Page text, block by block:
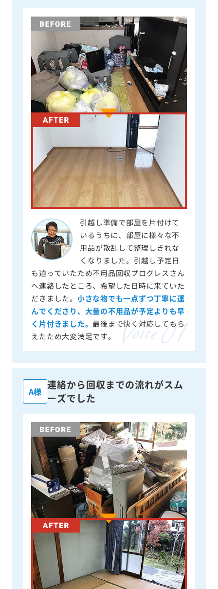
引越し準備で部屋を片付けて
いるうちに、部屋に様々な不
用品が散乱して整理しきれな
くなりました。引越し予定日
も迫っていたため不用品回収プログレスさん
へ連絡したところ、希望した日時に来ていた
だきました。 小さな物でも一点ずつ丁寧に運
んでくださり、大量の不用品が予定よりも早
く片付きました。 最後まで快く対応してもら
えたため大変満足です。
A様
連絡から回収までの流れがスム
ーズでした